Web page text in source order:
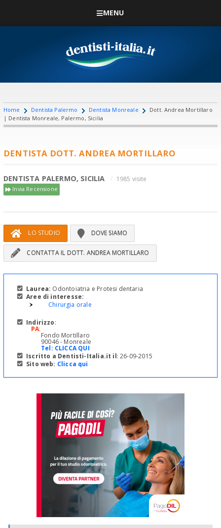
MENU
Home Dentista Palermo Dentista Monreale
Dott. Andrea Mortillaro
| Dentista Monreale, Palermo, Sicilia
DENTISTA DOTT. ANDREA MORTILLARO
DENTISTA PALERMO, SICILIA 1985 visite
Invia Recensione
LO STUDIO DOVE SIAMO
CONTATTA IL DOTT. ANDREA MORTILLARO
Laurea: Odontoiatria e Protesi dentaria
Aree di interesse:
Chirurgia orale
Indirizzo:
PA:
Fondo Mortillaro
90046 - Monreale
Tel: CLICCA QUI
Iscritto a Dentisti-Italia.it il: 26-09-2015
Sito web: Clicca qui